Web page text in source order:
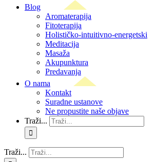
Blog
Aromaterapija
Fitoterapija
Holističko-intuitivno-energetski
Meditacija
Masaža
Akupunktura
Predavanja
O nama
Kontakt
Suradne ustanove
Ne propustite naše objave
Traži...
Traži...